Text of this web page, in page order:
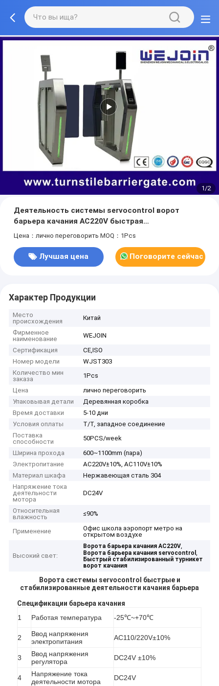
1/2
Деятельность системы servocontrol ворот
барьера качания AC220V быстрая
стабилизированная
Цена：лично переговорить MOQ：1Pcs
Лучшая цена Поговорите сейчас
Характер Продукции
Место
происхождения
Китай
Фирменное
наименование
WEJOIN
Сертификация
CE,ISO
Номер модели
WJST303
Количество мин
заказа
1Pcs
Цена
лично переговорить
Упаковывая детали
Деревянная коробка
Время доставки
5-10 дни
Условия оплаты
T/T, западное соединение
Поставка
способности
50PCS/week
Ширина прохода
600~1100mm (пара)
Электропитание
AC220V±10%, AC110V±10%
Материал шкафа
Нержавеющая сталь 304
Напряжение тока
деятельности
мотора
DC24V
Относительная
влажность
≤90%
Применение
Офис школа аэропорт метро на
открытом воздухе
Высокий свет:
Ворота барьера качания AC220V,
Ворота барьера качания servocontrol,
Быстрый стабилизированный турникет
ворот качания
Ворота системы servocontrol быстрые и
стабилизированные деятельности качания барьера
Спецификации барьера качания
1
Работая температура -25℃~+70℃
2
Ввод напряжения
электропитания
AC110/220V±10%
3
Ввод напряжения
регулятора
DC24V ±10%
4
Напряжение тока
деятельности мотора
DC24V